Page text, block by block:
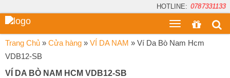
HOTLINE: 0787331133
Toggle
menu
Trang Chủ » Cửa hàng » VÍ DA NAM » Ví Da Bò Nam Hcm
VDB12-SB
VÍ DA BÒ NAM HCM VDB12-SB